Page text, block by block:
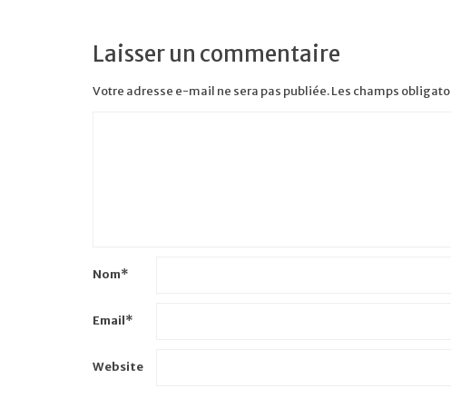
Laisser un commentaire
Votre adresse e-mail ne sera pas publiée.Les champs
Nom*
Email*
Website